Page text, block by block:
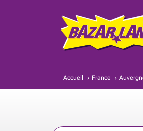
Accueil › France ›